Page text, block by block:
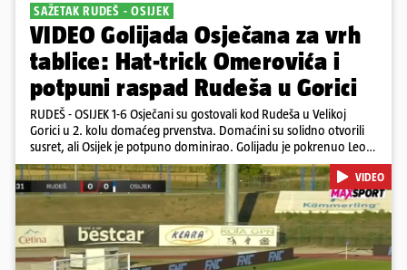
SAŽETAK RUDEŠ - OSIJEK
VIDEO Golijada Osječana za vrh
tablice: Hat-trick Omerovića i
potpuni raspad Rudeša u Gorici
RUDEŠ - OSIJEK 1-6 Osječani su gostovali kod Rudeša u Velikoj
Gorici u 2. kolu domaćeg prvenstva. Domaćini su solidno otvorili
susret, ali Osijek je potpuno dominirao. Golijadu je pokrenuo Leon
u 12. minuti, a povećao je u 24. minuti. Meksikancu su ovo bili prvi
golovi u dresu 'bijelo-plavih' Nail Omerović bio je junak u dresu
gostiju, zabio hat-trick. Mrežu golmana Rudeša tresao je u 41., 44.
minuti i 81. minuti. U dugu listu strijelaca u velikoj Gorici upisao se i
Arnel Jakupović golom u 69. minuti. Utješni gol za smanjenje
zaostatka u dresu Rudeša zabio je Ilečić u 84. minuti. Osijek je s tri
boda na prvom mjestu tablice HNL-a
VIDEO